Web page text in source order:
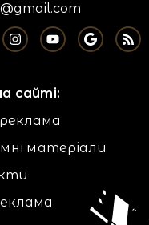
сайті:
матеріали